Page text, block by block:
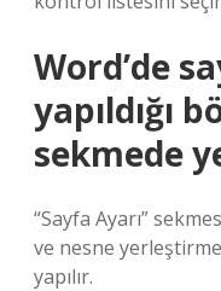
Word’de
yapıldığı
sekmede
“Sayfa Ayarı”
ve nesne
yapılır.